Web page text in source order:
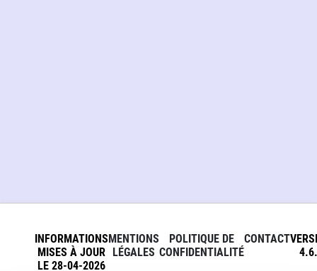
INFORMATIONS
MISES À JOUR
LE 28-04-2026
MENTIONS
LÉGALES
POLITIQUE DE
CONFIDENTIALITÉ
CONTACT